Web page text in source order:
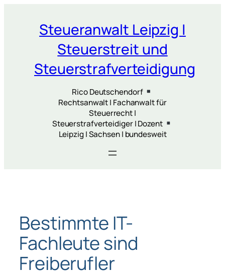
springenSteueranwalt Leipzig |
Steuerstreit und
Steuerstrafverteidigung
Rico Deutschendorf
Rechtsanwalt | Fachanwalt für
Steuerrecht |
Steuerstrafverteidiger | Dozent
Leipzig | Sachsen | bundesweit
Bestimmte IT-
Fachleute sind
Freiberufler